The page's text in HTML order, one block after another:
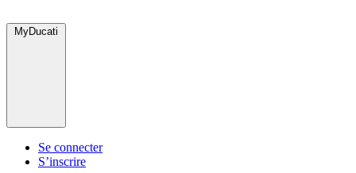
MyDucati
Se connecter
S’inscrire